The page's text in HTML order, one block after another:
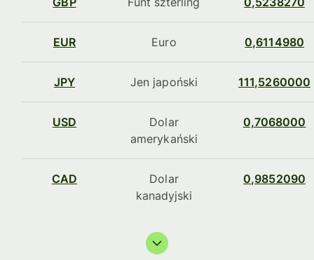
EUR Euro 0,6114980
JPY Jen japoński 111,5260000
USD
Dolar
amerykański
0,7068000
CAD
Dolar
kanadyjski
0,9852090